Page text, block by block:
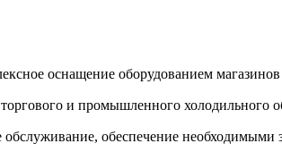
оснащение оборудованием
и промышленного холодильного
обеспечение необходимыми